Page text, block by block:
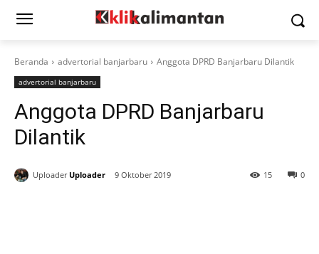
Beranda advertorial banjarbaru Anggota DPRD Banjarbaru Dilantik
advertorial banjarbaru
Anggota DPRD Banjarbaru
Dilantik
Uploader Uploader 9 Oktober 2019 0
15